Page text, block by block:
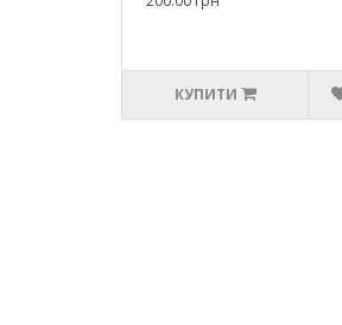
КУПИТИ